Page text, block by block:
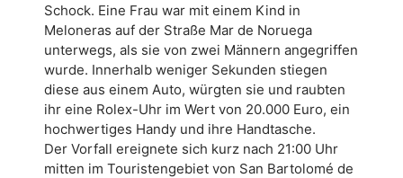
Schock. Eine Frau war mit einem Kind in
Meloneras auf der Straße Mar de Noruega
unterwegs, als sie von zwei Männern angegriffen
wurde. Innerhalb weniger Sekunden stiegen
diese aus einem Auto, würgten sie und raubten
ihr eine Rolex-Uhr im Wert von 20.000 Euro, ein
hochwertiges Handy und ihre Handtasche.
Der Vorfall ereignete sich kurz nach 21:00 Uhr
mitten im Touristengebiet von San Bartolomé de